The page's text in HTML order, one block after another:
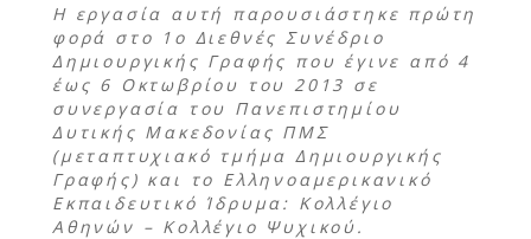
Η εργασία αυτή παρουσιάστηκε πρώτη
φορά στο 1ο Διεθνές Συνέδριο
Δημιουργικής Γραφής που έγινε από 4
έως 6 Οκτωβρίου του 2013 σε
συνεργασία του Πανεπιστημίου
Δυτικής Μακεδονίας ΠΜΣ
(μεταπτυχιακό τμήμα Δημιουργικής
Γραφής) και το Ελληνοαμερικανικό
Εκπαιδευτικό Ίδρυμα: Κολλέγιο
Αθηνών – Κολλέγιο Ψυχικού.